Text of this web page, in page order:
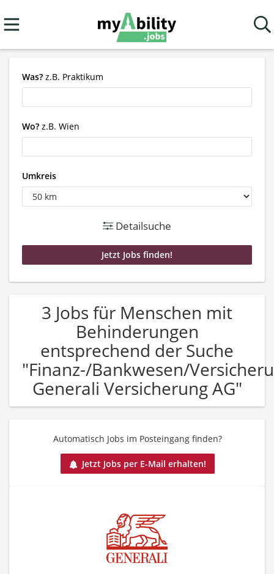
Was? z.B. Praktikum
Wo? z.B. Wien
Umkreis
Detailsuche
3 Jobs für Menschen mit
Behinderungen
entsprechend der Suche
"Finanz-/Bankwesen/
Generali Versicherung AG"
Automatisch Jobs im Posteingang finden?
Jetzt Jobs per E-Mail erhalten!